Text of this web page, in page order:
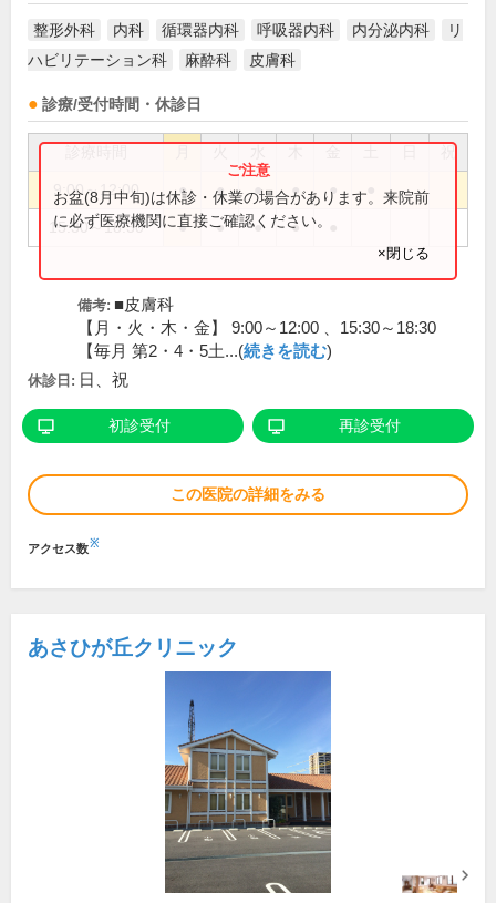
整形外科 内科 循環器内科 呼吸器内科 内分泌内科
リ
ハビリテーション科
麻酔科 皮膚科
診療/受付時間・休診日
祝
9:00～12:00 ● ● ● ● ●
15:30～18:30 ● ● ● ●
お盆(8月中旬)は休診・休業の場合があります。来院前
に必ず医療機関に直接ご確認ください。
×閉じる
備考: ■皮膚科
【月・火・木・金】 9:00～12:00 、15:30～18:30
【毎月 第2・4・5土...(続きを読む)
休診日: 日、祝
初診受付 再診受付
この医院の詳細をみる
アクセス数※
あさひが丘クリニック